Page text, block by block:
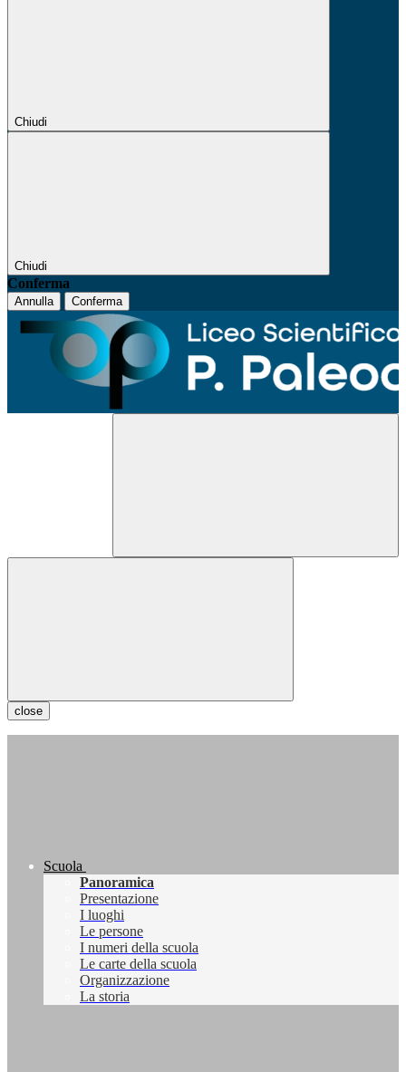
Chiudi
Chiudi
Conferma
Annulla Conferma
close
Scuola
Panoramica
Presentazione
I luoghi
Le persone
I numeri della scuola
Le carte della scuola
Organizzazione
La storia